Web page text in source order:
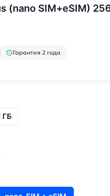
(nano SIM+eSIM)
Гарантия 2 года
ГБ